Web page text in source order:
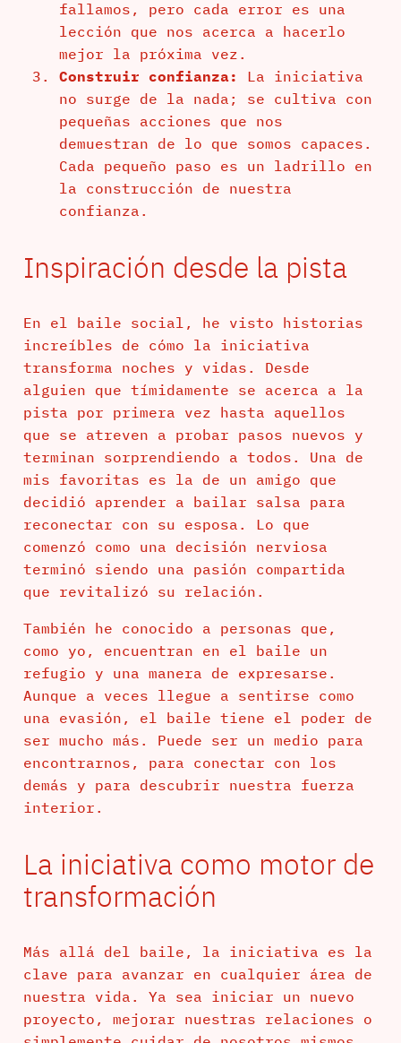
fallamos, pero cada error es una
lección que nos acerca a hacerlo
mejor la próxima vez.
Construir confianza:
La iniciativa
no surge de la nada; se cultiva con
pequeñas acciones que nos
demuestran de lo que somos capaces.
Cada pequeño paso es un ladrillo en
la construcción de nuestra
confianza.
Inspiración desde la pista
En el baile social, he visto historias
increíbles de cómo la iniciativa
transforma noches y vidas. Desde
alguien que tímidamente se acerca a la
pista por primera vez hasta aquellos
que se atreven a probar pasos nuevos y
terminan sorprendiendo a todos. Una de
mis favoritas es la de un amigo que
decidió aprender a bailar salsa para
reconectar con su esposa. Lo que
comenzó como una decisión nerviosa
terminó siendo una pasión compartida
que revitalizó su relación.
También he conocido a personas que,
como yo, encuentran en el baile un
refugio y una manera de expresarse.
Aunque a veces llegue a sentirse como
una evasión, el baile tiene el poder de
ser mucho más. Puede ser un medio para
encontrarnos, para conectar con los
demás y para descubrir nuestra fuerza
interior.
La iniciativa como motor de
transformación
Más allá del baile, la iniciativa es la
clave para avanzar en cualquier área de
nuestra vida. Ya sea iniciar un nuevo
proyecto, mejorar nuestras relaciones o